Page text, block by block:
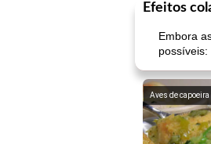
Efeitos
Embora
possíveis:
Aves de capoeira